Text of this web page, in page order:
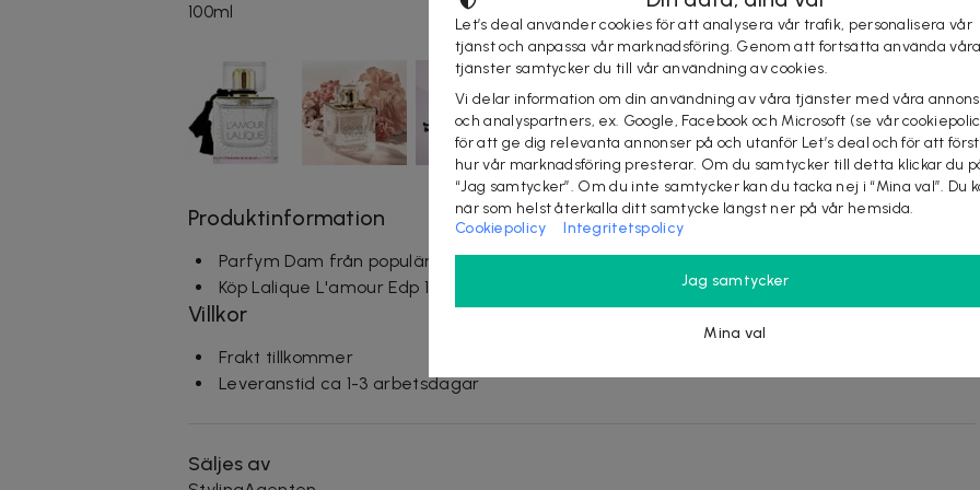
100ml
Produktinformation
Parfym Dam från populära Lalique
Köp Lalique L'amour Edp 100ml
Villkor
Frakt tillkommer
Leveranstid ca 1-3 arbetsdagar
Säljes av
Let’s deal använder cookies för att analysera vår trafik, personalisera vår
tjänst och anpassa vår marknadsföring. Genom att fortsätta använda våra
tjänster samtycker du till vår användning av cookies.
Vi delar information om din användning av våra tjänster med våra
och analyspartners, ex. Google, Facebook och Microsoft (se vår
för att ge dig relevanta annonser på och utanför Let’s deal och för att
hur vår marknadsföring presterar. Om du samtycker till detta klickar du
“Jag samtycker”. Om du inte samtycker kan du tacka nej i “Mina val”. Du
när som helst återkalla ditt samtycke längst ner på vår hemsida.
Cookiepolicy
Integritetspolicy
Jag samtycker
Mina val